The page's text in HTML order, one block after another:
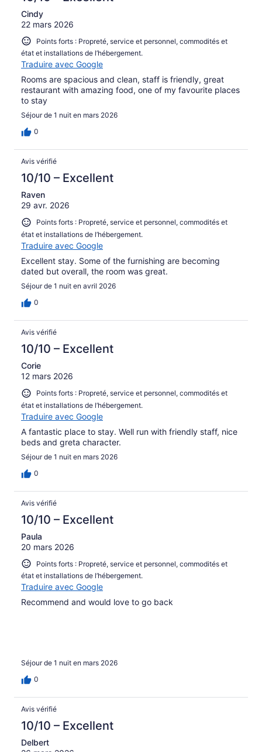
Cindy
22 mars 2026
Points forts : Propreté, service et personnel, commodités et
état et installations de l’hébergement.
Traduire avec Google
Rooms are spacious and clean, staff is friendly, great
restaurant with amazing food, one of my favourite places
to stay
Séjour de 1 nuit en mars 2026
0
Avis vérifié
10/10 – Excellent
Raven
29 avr. 2026
Points forts : Propreté, service et personnel, commodités et
état et installations de l’hébergement.
Traduire avec Google
Excellent stay. Some of the furnishing are becoming
dated but overall, the room was great.
Séjour de 1 nuit en avril 2026
0
Avis vérifié
10/10 – Excellent
Corie
12 mars 2026
Points forts : Propreté, service et personnel, commodités et
état et installations de l’hébergement.
Traduire avec Google
A fantastic place to stay. Well run with friendly staff, nice
beds and greta character.
Séjour de 1 nuit en mars 2026
0
Avis vérifié
10/10 – Excellent
Paula
20 mars 2026
Points forts : Propreté, service et personnel, commodités et
état et installations de l’hébergement.
Traduire avec Google
Recommend and would love to go back
Séjour de 1 nuit en mars 2026
0
Avis vérifié
10/10 – Excellent
Delbert